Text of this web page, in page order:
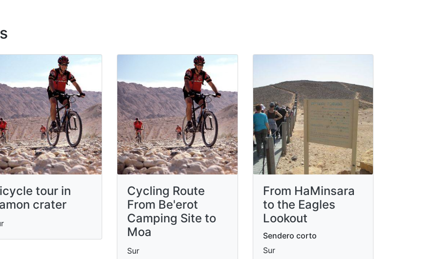
tour in
crater
Cycling Route
From Be'erot
Camping Site to
Moa
Sur
From HaMinsara
to the Eagles
Lookout
Sendero corto
Sur